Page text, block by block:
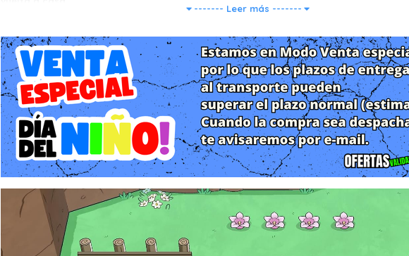
con escenas intermedias totalmente animadas y mecánicas de juego centradas en la
Características clave:
Una historia original de Bluey. Esta aventura escrita por el creador de Bluey, Joe
ternura, el humor y la esencia de la popular serie.
Un mundo ilustrado al jugar. Explora nueve fascinantes mundos dibujados a
doradas y montañas nevadas hasta emblemáticos paisajes australianos, entre
Variadas formas de transporte y exploración entretenida. Viaja en barco, en
propulsores y ala delta en una aventura repleta de diversión.
Divertidos desafíos y entretenidos rompecabezas. Ayuda a Bluey y Binganso
fastidiosos, funcionarios dormilones y traviesos ibis buscando pistas, resolviendo
------- Leer más -------